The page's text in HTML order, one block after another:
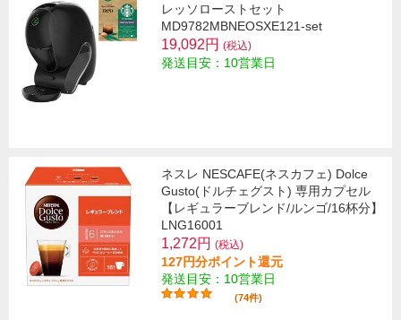
レッソローストセット
MD9782MBNEOSXE121-set
19,092円 (税込)
発送目安：10営業日
ネスレ NESCAFE(ネスカフェ) Dolce
Gusto(ドルチェグスト) 専用カプセル
【レギュラーブレンド/ルンゴ/16杯分】
LNG16001
1,272円 (税込)
127円分ポイント還元
発送目安：10営業日
(74件)